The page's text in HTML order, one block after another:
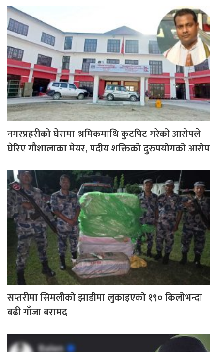
नगरप्रहरीको घेरामा श्रमिकमाथि कुटपिट गरेको आरोपले
घेरिए गौशालाका मेयर, पदीय शक्तिको दुरुपयोगको आरोप
सप्तरीमा सिमलीको झाडीमा लुकाइएको १९० किलोभन्दा
बढी गाँजा बरामद